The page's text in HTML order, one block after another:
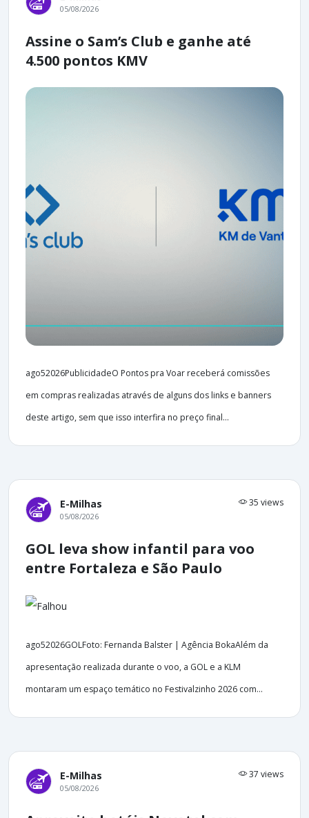
05/08/2026
Assine o Sam’s Club e ganhe até
4.500 pontos KMV
ago52026PublicidadeO Pontos pra Voar receberá comissões
em compras realizadas através de alguns dos links e banners
deste artigo, sem que isso interfira no preço final...
E-Milhas 35 views
05/08/2026
GOL leva show infantil para voo
entre Fortaleza e São Paulo
ago52026GOLFoto: Fernanda Balster | Agência BokaAlém da
apresentação realizada durante o voo, a GOL e a KLM
montaram um espaço temático no Festivalzinho 2026 com...
E-Milhas 37 views
05/08/2026